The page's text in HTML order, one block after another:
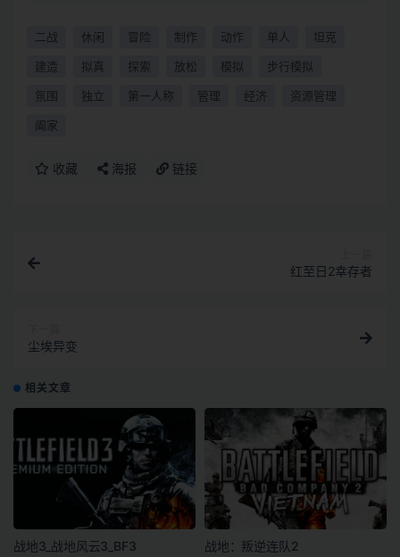
二战 休闲 冒险 制作 动作 单人 坦克
建造 拟真 探索 放松 模拟 步行模拟
氛围 独立 第一人称 管理 经济 资源管理
阖家
收藏 海报 链接
红至日2幸存者
尘埃异变
相关文章
战地3_战地风云3_BF3 战地：叛逆连队2